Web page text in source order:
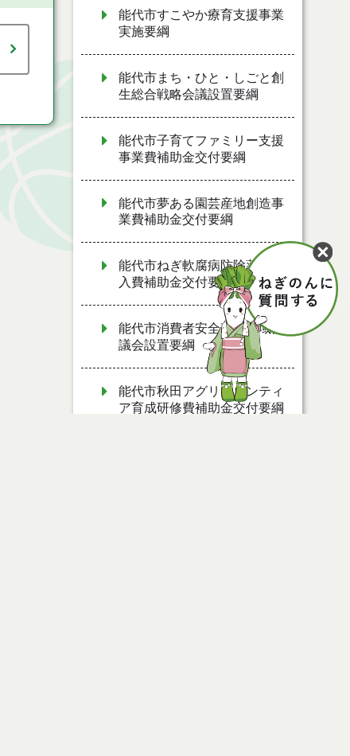
能代市すこやか療育支援事業
実施要綱
能代市まち・ひと・しごと創
生総合戦略会議設置要綱
能代市子育てファミリー支援
事業費補助金交付要綱
能代市夢ある園芸産地創造事
業費補助金交付要綱
能代市ねぎ軟腐病防除薬剤購
入費補助金交付要綱
能代市消費者安全確保地域協
議会設置要綱
能代市秋田アグリフロンティ
ア育成研修費補助金交付要綱